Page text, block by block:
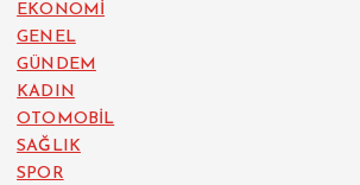
EKONOMİ
GENEL
GÜNDEM
KADIN
OTOMOBİL
SAĞLIK
SPOR